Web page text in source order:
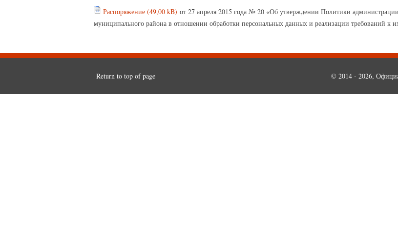
Распоряжение от 27 апреля 2015 года № 20 «Об утверждении Политики администрации
муниципального района в отношении обработки персональных данных и реализации требований к
Return to top of page © 2014 - 2026,